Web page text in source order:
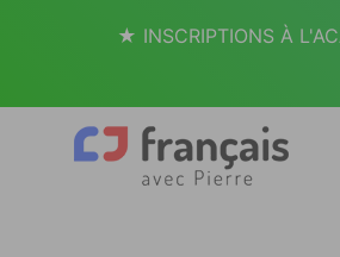
★ INSCRIPTIONS À